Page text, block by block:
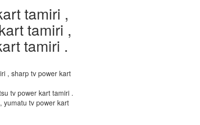
tamiri ,
tamiri ,
tamiri .
, sharp tv power kart
tv power kart tamiri .
yumatu tv power kart